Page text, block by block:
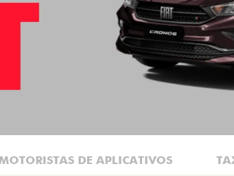
DE APLICATIVOS